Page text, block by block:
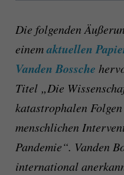
Die folgenden
einemaktuellen
Vanden Bossche
Titel „Die
katastrophalen
menschlichen
Pandemie“. Vanden
international